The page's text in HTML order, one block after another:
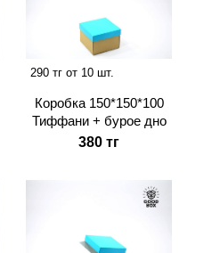
290 тг от 10 шт.
Коробка 150*150*100
Тиффани + бурое дно
380 тг